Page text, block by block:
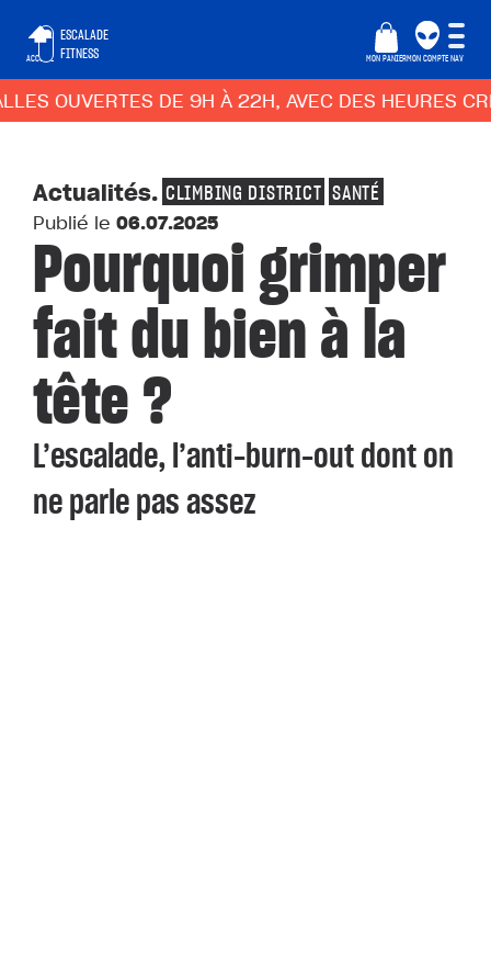
ACCUEIL
ESCALADE
FITNESS
MON PANIERMON COMPTE NAV
DE 9H À 22H, AVEC DES HEURES
Actualités. CLIMBING DISTRICT SANTÉ
Publié le 06.07.2025
Pourquoi grimper
fait du bien à la
tête ?
L’escalade, l’anti-burn-out dont on
ne parle pas assez